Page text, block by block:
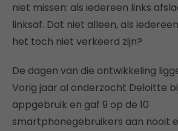
niet missen: als iedereen links
linksaf. Dat niet alleen, als
het toch niet verkeerd zijn?
De dagen van die ontwikkeling
Vorig jaar al onderzocht Deloitte
appgebruik en gaf 9 op de 10
smartphonegebruikers aan nooit